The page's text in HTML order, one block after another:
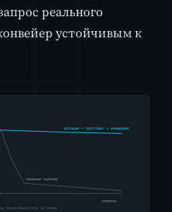
реального
устойчивым к